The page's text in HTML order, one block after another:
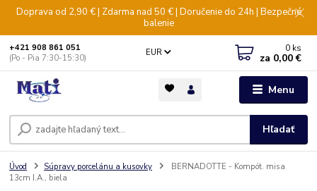
Doprava od 2,90 € | Zdarma nad 50 € | Doručenie do 24h | Bezpečné
balenie
Menu
EUR
Hľadať
+421 908 861 051
(Po - Pia 7:30-15:30)
0 ks
za 0,00 €
Úvod Súpravy porcelánu a kusovky
BERNADOTTE - Kompót. misa
13cm I.A., biela